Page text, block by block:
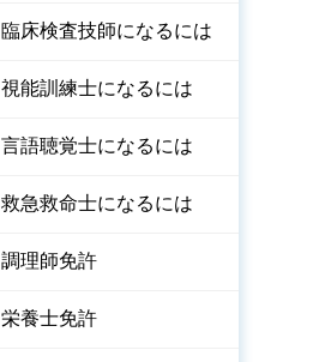
臨床検査技師になるには
視能訓練士になるには
言語聴覚士になるには
救急救命士になるには
調理師免許
栄養士免許